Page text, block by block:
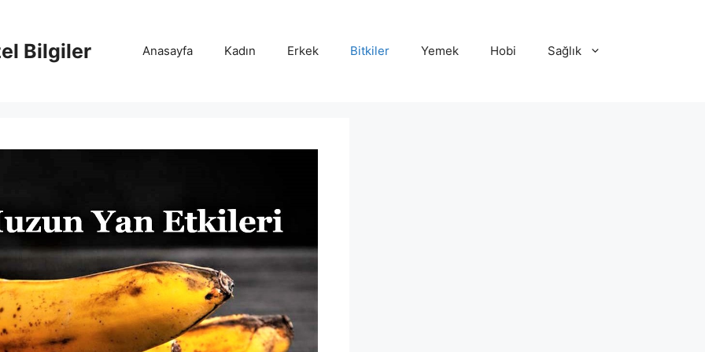
Bilgiler Anasayfa Kadın Erkek Bitkiler Yemek Hobi Sağlık